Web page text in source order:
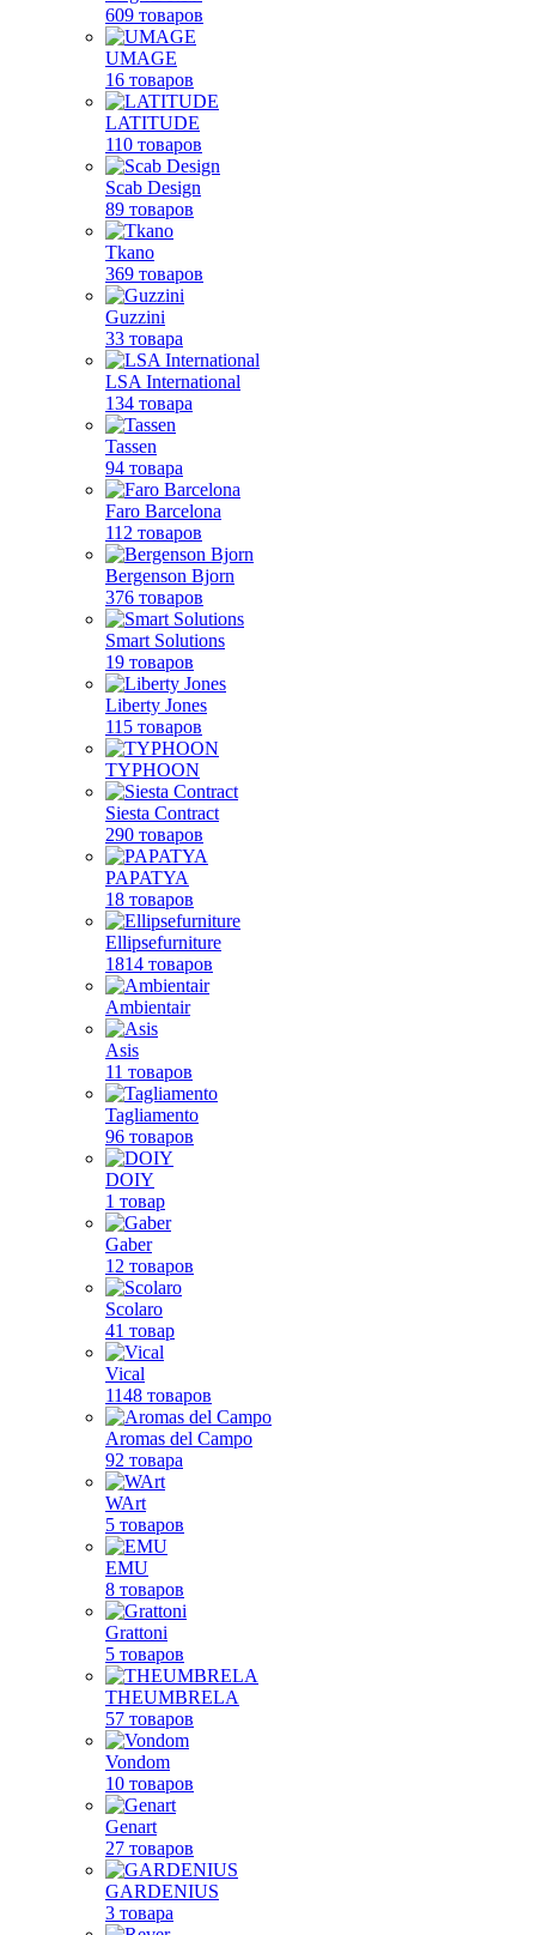
609 товаров
UMAGE
16 товаров
LATITUDE
110 товаров
Scab Design
89 товаров
Tkano
369 товаров
Guzzini
33 товара
LSA International
134 товара
Tassen
94 товара
Faro Barcelona
112 товаров
Bergenson Bjorn
376 товаров
Smart Solutions
19 товаров
Liberty Jones
115 товаров
TYPHOON
Siesta Contract
290 товаров
PAPATYA
18 товаров
Ellipsefurniture
1814 товаров
Ambientair
Asis
11 товаров
Tagliamento
96 товаров
DOIY
1 товар
Gaber
12 товаров
Scolaro
41 товар
Vical
1148 товаров
Aromas del Campo
92 товара
WArt
5 товаров
EMU
8 товаров
Grattoni
5 товаров
THEUMBRELA
57 товаров
Vondom
10 товаров
Genart
27 товаров
GARDENIUS
3 товара